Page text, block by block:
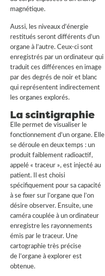
magnétique.
Aussi, les niveaux d’énergie
restitués seront différents d’un
organe à l’autre. Ceux-ci sont
enregistrés par un ordinateur qui
traduit ces différences en image
par des degrés de noir et blanc
qui représentent indirectement
les organes explorés.
La scintigraphie
Elle permet de visualiser le
fonctionnement d’un organe. Elle
se déroule en deux temps : un
produit faiblement radioactif,
appelé « traceur », est injecté au
patient. Il est choisi
spécifiquement pour sa capacité
à se fixer sur l’organe que l’on
désire observer. Ensuite, une
caméra couplée à un ordinateur
enregistre les rayonnements
émis par le traceur. Une
cartographie très précise
de l’organe à explorer est
obtenue.